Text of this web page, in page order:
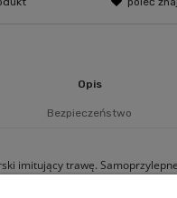
Opis
Bezpieczeństwo
imitujący trawę.